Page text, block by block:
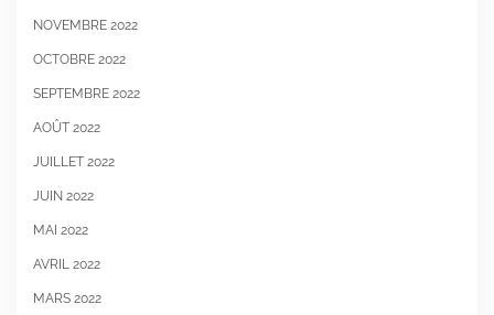
NOVEMBRE 2022
OCTOBRE 2022
SEPTEMBRE 2022
AOÛT 2022
JUILLET 2022
JUIN 2022
MAI 2022
AVRIL 2022
MARS 2022